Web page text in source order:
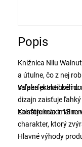
Popis
Knižnica Nilu
a útulne, čo z nej
sa perfektne hodí
Vďaka praktickému
dizajn zaisťuje
zaisťuje maximálne
Konštrukcia z 18
charakter, ktorý
Hlavné výhody